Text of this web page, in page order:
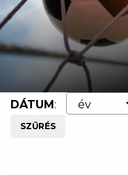
DÁTUM:
SZŰRÉS